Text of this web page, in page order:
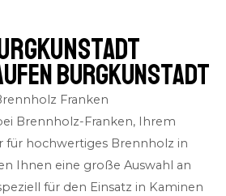
Burgkunstadt
Brennholz-Franken, Ihrem
hochwertiges Brennholz in
Ihnen eine große Auswahl an
für den Einsatz in Kaminen